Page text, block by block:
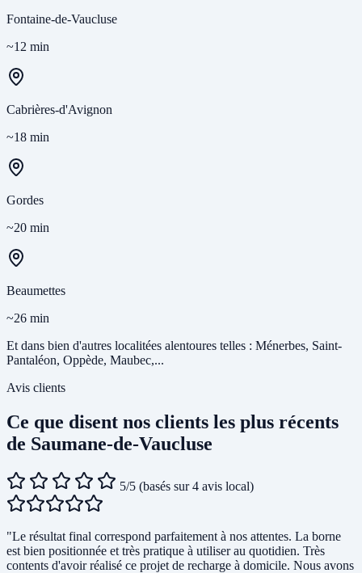
Fontaine-de-Vaucluse
~12 min
Cabrières-d'Avignon
~18 min
Gordes
~20 min
Beaumettes
~26 min
Et dans bien d'autres localitées alentoures telles : Ménerbes, Saint-
Pantaléon, Oppède, Maubec,...
Avis clients
Ce que disent nos clients les plus récents
de Saumane-de-Vaucluse
5/5 (basés sur 4 avis local)
"Le résultat final correspond parfaitement à nos attentes. La borne
est bien positionnée et très pratique à utiliser au quotidien. Très
contents d'avoir réalisé ce projet de recharge à domicile. Nous avons